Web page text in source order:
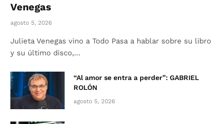
Venegas
agosto 5, 2026
Julieta Venegas vino a Todo Pasa a hablar sobre su libro
y su último disco,…
“Al amor se entra a perder”: GABRIEL
ROLÓN
agosto 5, 2026